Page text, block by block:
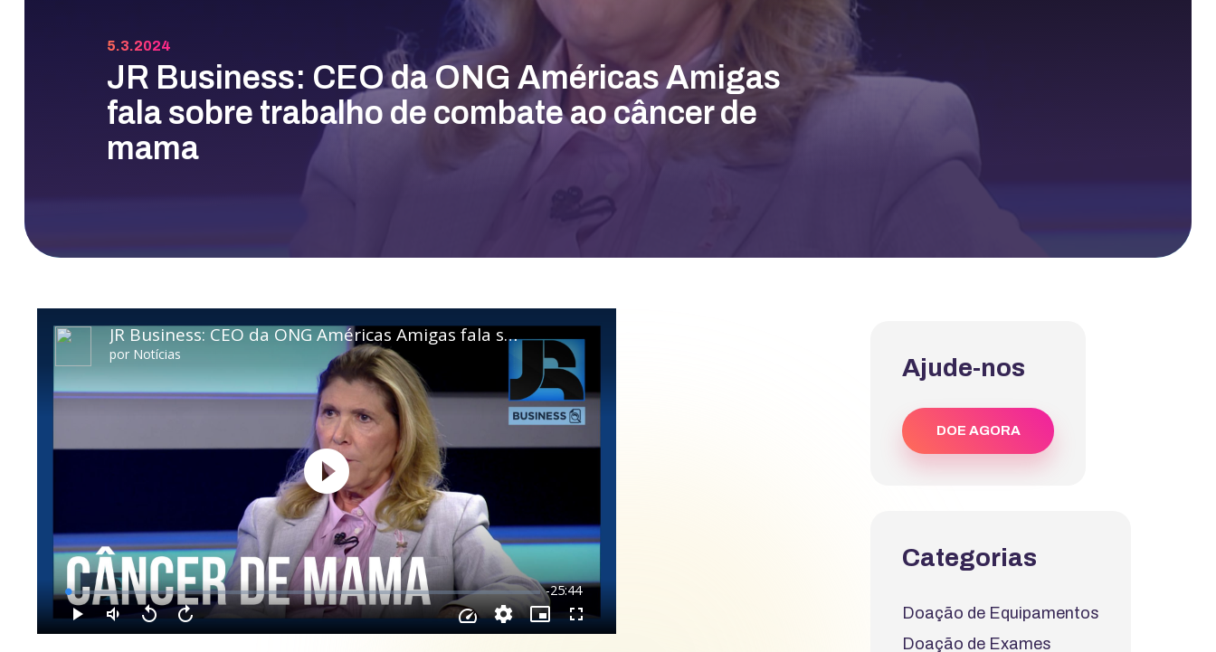
5.3.2024
JR Business: CEO da ONG Américas Amigas
fala sobre trabalho de combate ao câncer de
mama
Ajude-nos
DOE AGORA
Categorias
Doação de Equipamentos
Doação de Exames